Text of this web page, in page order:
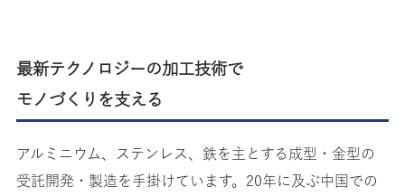
最新テクノロジーの加工技術で​
モノづくりを支える​
アルミニウム、ステンレス、鉄を主とする成型・金型の
受託開発・製造を手掛けています。 20年に及ぶ中国での